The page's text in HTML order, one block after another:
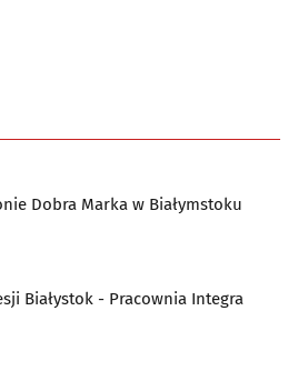
(45)
Dobra Marka w Białymstoku
Białystok - Pracownia Integra